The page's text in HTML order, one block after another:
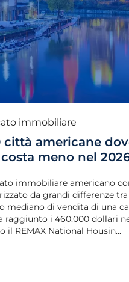
immobiliare
città americane
meno nel
immobiliare americano
da grandi differenze
mediano di vendita di una
raggiunto i 460.000 dollari
il REMAX National Housin...